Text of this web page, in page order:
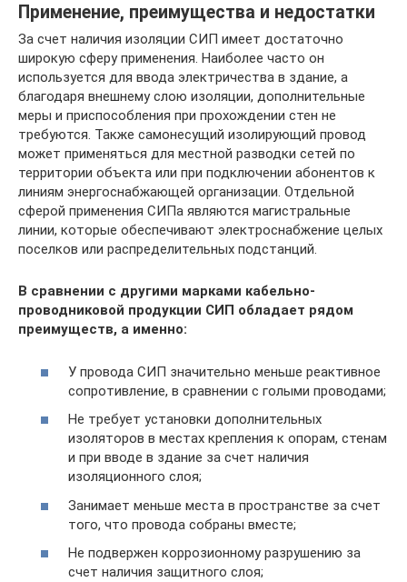
Применение, преимущества и недостатки
За счет наличия изоляции СИП имеет достаточно
широкую сферу применения. Наиболее часто он
используется для ввода электричества в здание, а
благодаря внешнему слою изоляции, дополнительные
меры и приспособления при прохождении стен не
требуются. Также самонесущий изолирующий провод
может применяться для местной разводки сетей по
территории объекта или при подключении абонентов к
линиям энергоснабжающей организации. Отдельной
сферой применения СИПа являются магистральные
линии, которые обеспечивают электроснабжение целых
поселков или распределительных подстанций.
В сравнении с другими марками кабельно-
проводниковой продукции СИП обладает рядом
преимуществ, а именно:
У провода СИП значительно меньше реактивное
сопротивление, в сравнении с голыми проводами;
Не требует установки дополнительных
изоляторов в местах крепления к опорам, стенам
и при вводе в здание за счет наличия
изоляционного слоя;
Занимает меньше места в пространстве за счет
того, что провода собраны вместе;
Не подвержен коррозионному разрушению за
счет наличия защитного слоя;